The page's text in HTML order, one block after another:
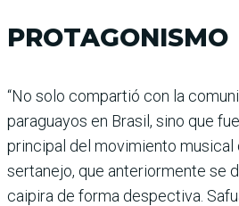
PROTAGONISMO
“No solo compartió con la
paraguayos en Brasil, sino que
principal del movimiento musical
sertanejo, que anteriormente se
caipira de forma despectiva.